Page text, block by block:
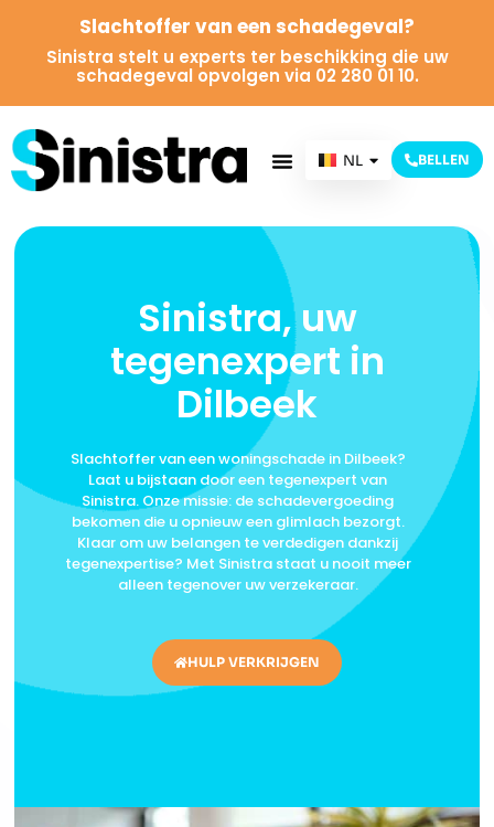
Slachtoffer van een schadegeval?
Sinistra stelt u experts ter beschikking die uw
schadegeval opvolgen via 02 280 01 10.
NL
FR BELLEN
Sinistra, uw
tegenexpert in
Dilbeek
Slachtoffer van een woningschade in Dilbeek?
Laat u bijstaan door een tegenexpert van
Sinistra. Onze missie: de schadevergoeding
bekomen die u opnieuw een glimlach bezorgt.
Klaar om uw belangen te verdedigen dankzij
tegenexpertise? Met Sinistra staat u nooit meer
alleen tegenover uw verzekeraar.
HULP VERKRIJGEN